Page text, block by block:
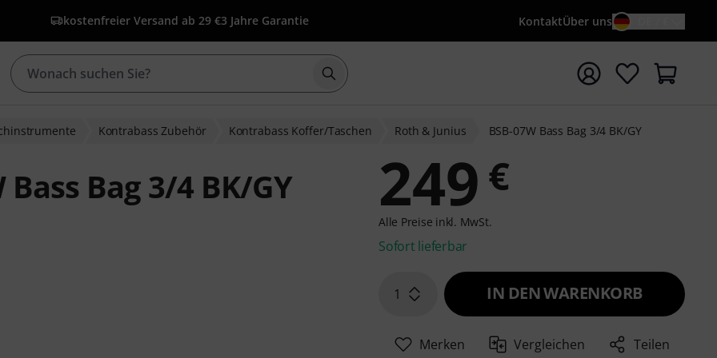
kostenfreier Versand ab 29 €3 Jahre Garantie KontaktÜber uns
Suche mit Suchwort {searchTerm} starten
Kontrabass Zubehör Kontrabass Koffer/Taschen Roth & Junius BSB-07W Bass Bag 3/4 BK/GY
Bag 3/4 BK/GY 249 €
Alle Preise inkl. MwSt.
Sofort lieferbar
1 IN DEN WARENKORB
Merken Vergleichen Teilen